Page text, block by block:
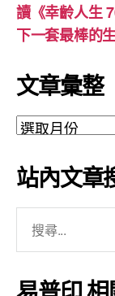
讀《幸齡人生
下一套最棒的
文章彙整
文
彙
整
站內文章
關
鍵